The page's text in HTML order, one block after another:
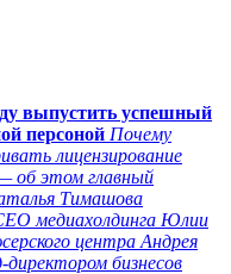
выпустить успешный
персоной Почему
лицензирование
об этом главный
Тимашова
медиахолдинга Юлии
центра Андрея
директором бизнесов